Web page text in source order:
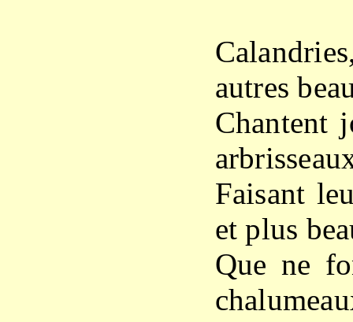
autres
Chantent
Faisant
et plus
Que ne